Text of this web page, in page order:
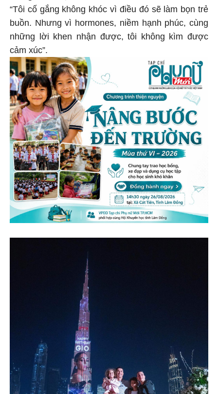
“Tôi cố gắng không khóc vì điều đó sẽ làm bọn trẻ
buồn. Nhưng vì hormones, niềm hạnh phúc, cùng
những lời khen nhận được, tôi không kìm được
cảm xúc”.